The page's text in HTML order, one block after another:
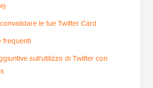
le tue Twitter Card
frequenti
sull'utilizzo di Twitter con